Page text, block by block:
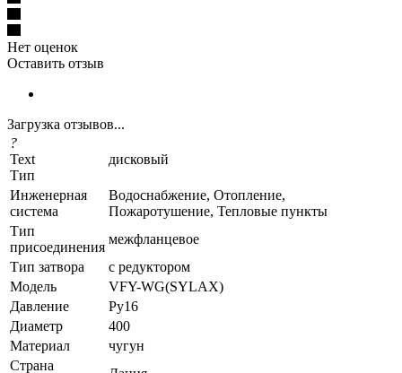
Нет оценок
Оставить отзыв
Загрузка отзывов...
?
Text
Тип
дисковый
Инженерная
система
Водоснабжение, Отопление,
Пожаротушение, Тепловые пункты
Тип
присоединения
межфланцевое
Тип затвора
с редуктором
Модель
VFY-WG(SYLAX)
Давление
Ру16
Диаметр
400
Материал
чугун
Страна